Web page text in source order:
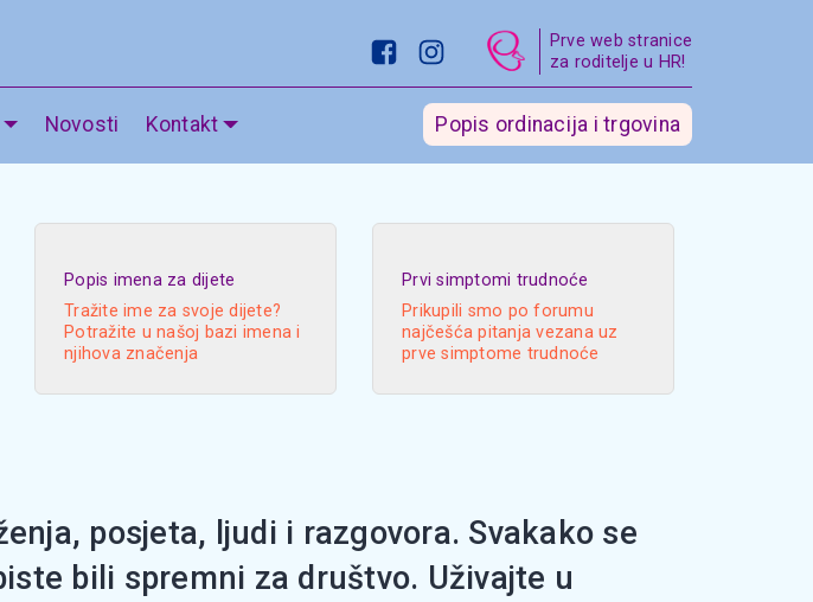
Prve web stranice
za roditelje u HR!
Novosti Kontakt Popis ordinacija i trgovina
Popis imena za dijete
Tražite ime za svoje dijete?
Potražite u našoj bazi imena i
njihova značenja
Prvi simptomi trudnoće
Prikupili smo po forumu
najčešća pitanja vezana uz
prve simptome trudnoće
posjeta, ljudi i razgovora. Svakako se
bili spremni za društvo. Uživajte u